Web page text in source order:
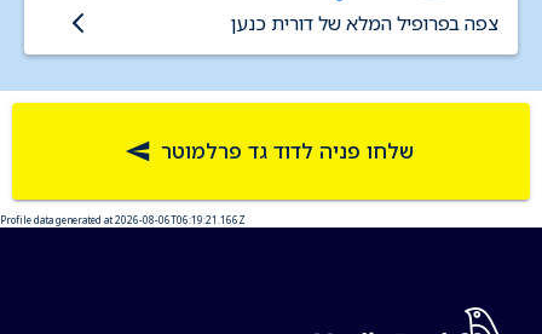
צפה בפרופיל המלא של דורית כנען
שלחו פניה לדוד גד פרלמוטר
Profile data generated at 2026-08-06T06:19:21.166Z